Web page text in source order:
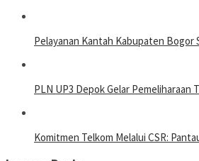
Pelayanan Kantah Kabupaten Bogor
PLN UP3 Depok Gelar
Komitmen Telkom Melalui CSR: